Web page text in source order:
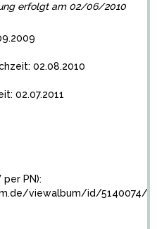
erfolgt am 02/06/2010
02.08.2010
02.07.2011
PN):
viewalbum/id/5140074/